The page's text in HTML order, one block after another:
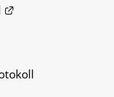
Länk till annan